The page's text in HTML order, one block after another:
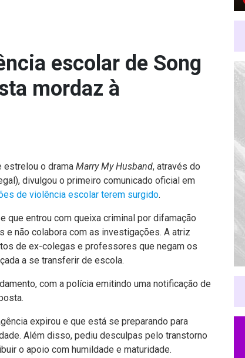
escolar de Song
mordaz à
estrelou o drama Marry My Husband, através do
divulgou o primeiro comunicado oficial em
de violência escolar terem surgido.
que entrou com queixa criminal por difamação
e não colabora com as investigações. A atriz
de ex-colegas e professores que negam os
a se transferir de escola.
com a polícia emitindo uma notificação de
expirou e que está se preparando para
Além disso, pediu desculpas pelo transtorno
o apoio com humildade e maturidade.